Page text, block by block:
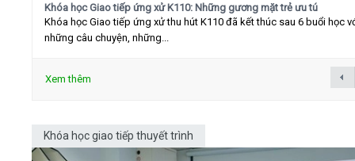
Khóa học Giao tiếp ứng xử K110: Những gương mặt trẻ ưu tú
Khóa học Giao tiếp ứng xử thu hút K110 đã kết thúc sau 6 buổi học
những câu chuyện, những...
Xem thêm
Khóa học giao tiếp thuyết trình